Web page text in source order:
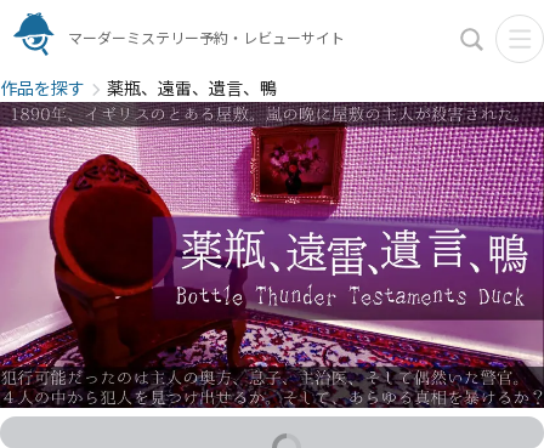
マーダーミステリー予約・レビューサイト
作品を探す 薬瓶、遠雷、遺言、鴨